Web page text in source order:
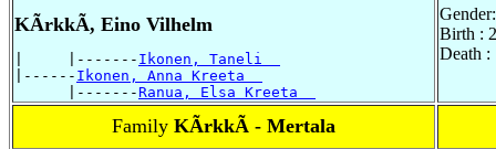
KÃrkkÃ, Eino Vilhelm
|     |------- Ikonen, Taneli
|------ Ikonen, Anna Kreeta
      |-------
Ranua, Elsa Kreeta
Birth :
Death :
Family KÃrkkÃ - Mertala